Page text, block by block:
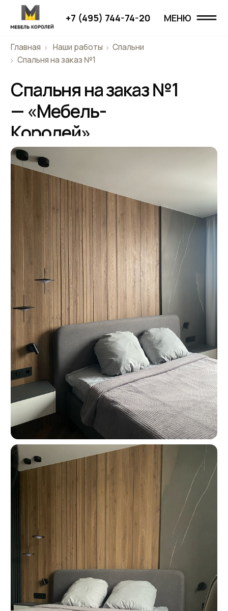
+7 (495) 744-74-20
Наши работы
Проекты
Главная
О компании
Дизайнерам
Отзывы
Контакты
Москва, ш. Энтузиастов 48/1
+7 (495) 744-74-20
Спальня на заказ №1
Спальня на заказ №1
— «Мебель-
Королей»
«Мебель-Королей» —
производим мебель
на заказ с 2005 года